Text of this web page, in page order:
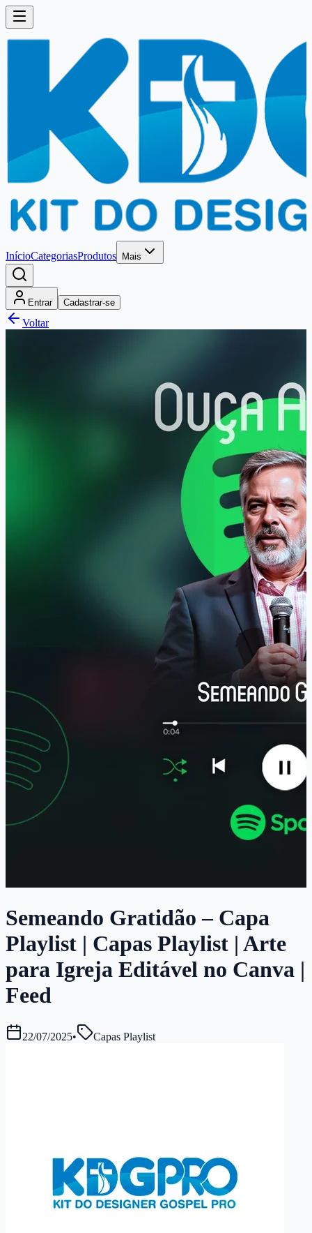
InícioCategoriasProdutos Mais
Entrar Cadastrar-se
Voltar
Semeando Gratidão – Capa
Playlist | Capas Playlist | Arte
para Igreja Editável no Canva |
Feed
22/07/2025• Capas Playlist